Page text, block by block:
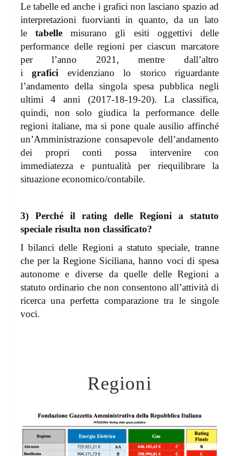
Le tabelle ed anche i grafici non lasciano spazio ad
interpretazioni fuorvianti in quanto, da un lato
le tabellemisurano gli esiti oggettivi delle
performance delle regioni per ciascun marcatore
per l’anno 2021, mentre dall’altro
igrafici evidenziano lo storico riguardante
l’andamento della singola spesa pubblica negli
ultimi 4 anni (2017-18-19-20). La classifica,
quindi, non solo giudica la performance delle
regioni italiane, ma si pone quale ausilio affinché
un’Amministrazione consapevole dell’andamento
dei propri conti possa intervenire con
immediatezza e puntualità per riequilibrare la
situazione economico/contabile.
3) Perché il rating delle Regioni a statuto
speciale risulta non classificato?
I bilanci delle Regioni a statuto speciale, tranne
che per la Regione Siciliana, hanno voci di spesa
autonome e diverse da quelle delle Regioni a
statuto ordinario che non consentono all’attività di
ricerca una perfetta comparazione tra le singole
voci.
Regioni